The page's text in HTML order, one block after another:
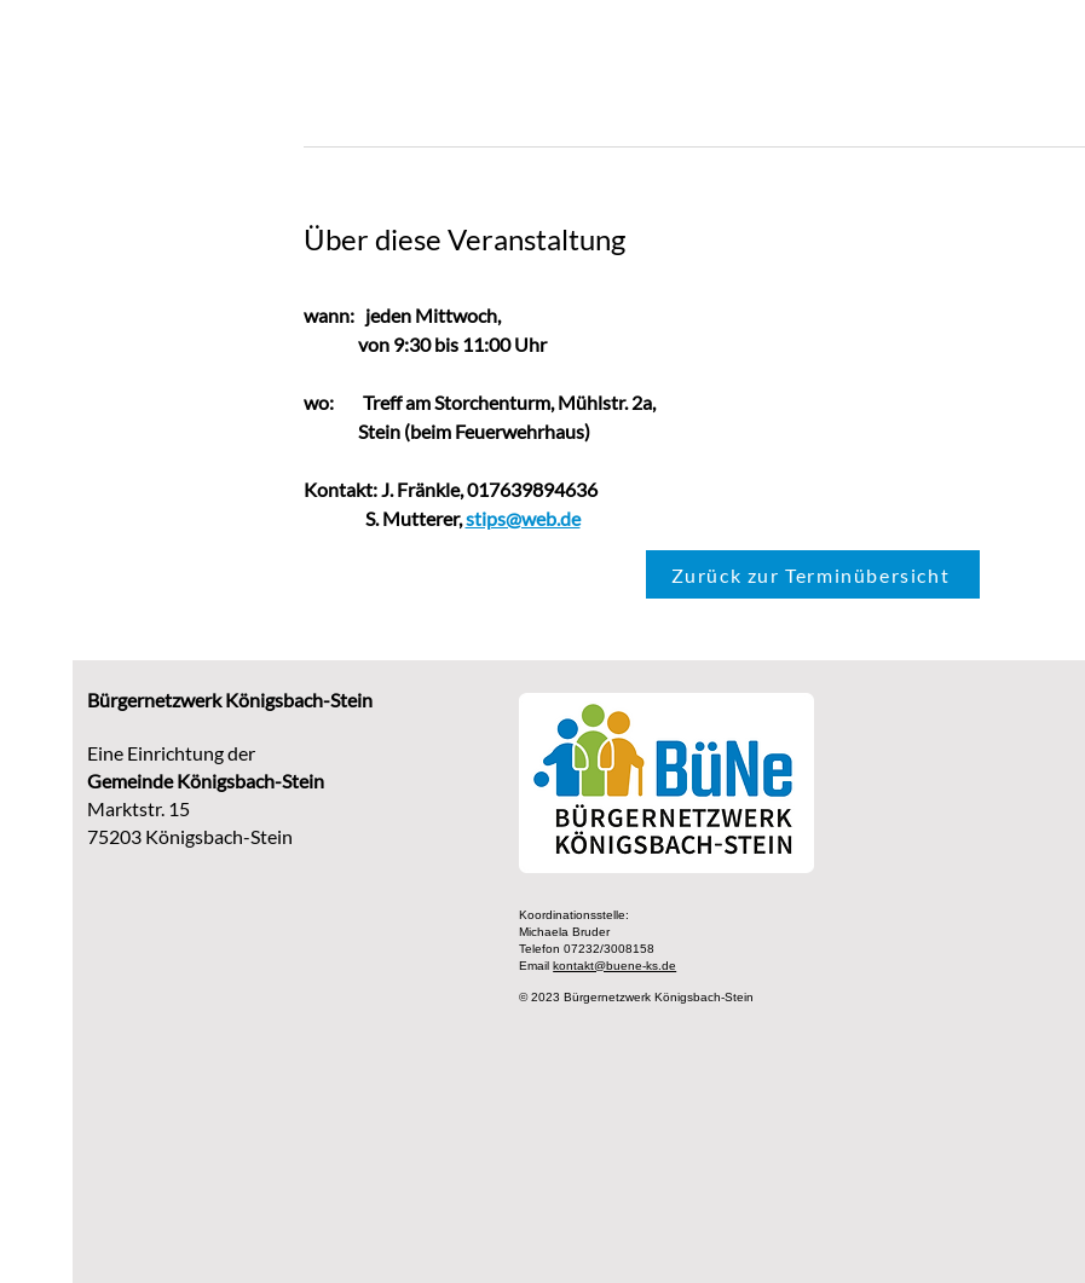
Über diese Veranstaltung
wann:   jeden Mittwoch,
von 9:30 bis 11:00 Uhr
wo:
Treff am Storchenturm, Mühlstr. 2a,
Stein (beim Feuerwehrhaus)
Kontakt: J. Fränkle, 017639894636
S. Mutterer, stips@web.de
Zurück zur Terminübersicht
Bürgernetzwerk Königsbach-Stein
Eine Einrichtung der
Gemeinde Königsbach-Stein
Marktstr. 15
75203 Königsbach-Stein
Koordinationsstelle:
Michaela Bruder
Telefon 07232/3008158
Email kontakt@buene-ks.de
© 2023 Bürgernetzwerk Königsbach-Stein